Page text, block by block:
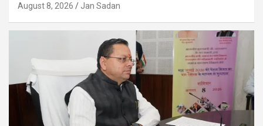
August 8, 2026 Jan Sadan